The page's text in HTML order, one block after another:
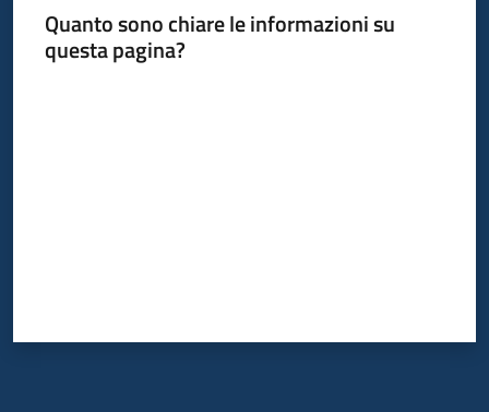
locali
Quanto sono chiare le informazioni su
questa pagina?